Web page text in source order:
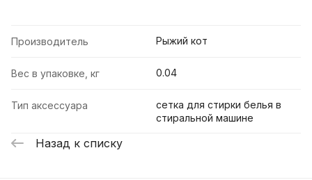
Производитель Рыжий кот
Вес в упаковке, кг 0.04
Тип аксессуара
сетка для стирки белья в
стиральной машине
Назад к списку